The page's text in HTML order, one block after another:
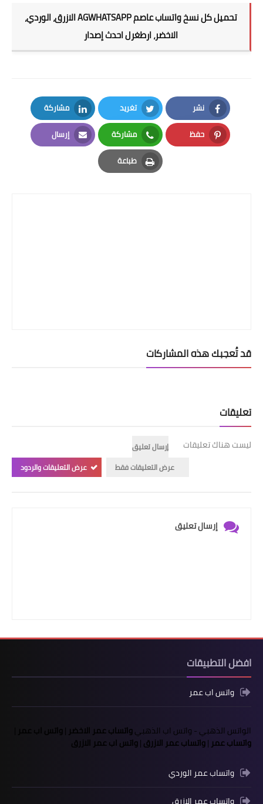
تحميل كل نسخ واتساب عاصم AGWHATSAPP الازرق، الوردي،
الاخضر، ارطغرل احدث إصدار
نشر
Facebook
تغريد
Twitter
مشاركة
LinkedIn
حفظ
Pinterest
مشاركة
Whatsapp
إرسال
Email
طباعة
Print
قد تُعجبك هذه المشاركات
تعليقات
ليست هناك تعليقات
إرسال تعليق
عرض التعليقات فقط
عرض التعليقات والردود
إرسال تعليق
افضل التطبيقات
واتس اب عمر
الواتس الذهبي-واتس اب الذهبيواتساب عمر الاخضر |واتس اب عمر
واتساب عمر|واتساب عمر الازرق|واتس اب عمر الازرق
واتساب عمر الوردي
واتساب عمر الازرق